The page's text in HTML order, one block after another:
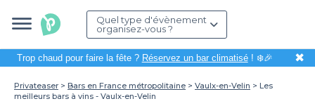
Quel type d'évènement
organisez-vous ?
Trop chaud pour faire la fête ? Réservez un bar climatisé! ❄️🎉 ✖
Privateaser Bars en France métropolitaine Vaulx-en-Velin
Les
meilleurs bars à vins - Vaulx-en-Velin